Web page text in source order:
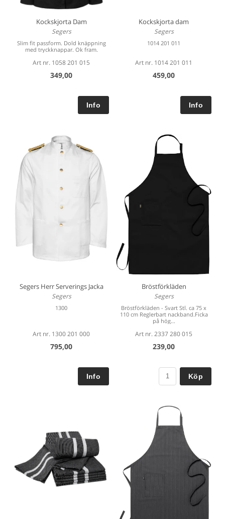
Kockskjorta Dam
Segers
Slim fit passform. Dold knäppning
med tryckknappar. Ok fram.
Art nr. 1058 201 015
349,00
Kockskjorta dam
Segers
1014 201 011
Art nr. 1014 201 011
459,00
Segers Herr Serverings Jacka
Segers
1300
Art nr. 1300 201 000
795,00
Bröstförkläden
Segers
Bröstförkläden - Svart Stl. ca 75 x
110 cm Reglerbart nackband.Ficka
på hög...
Art nr. 2337 280 015
239,00
Köp